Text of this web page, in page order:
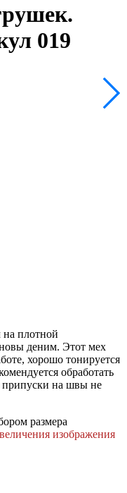
019
плотной
деним. Этот мех
хорошо тонируется
обработать
припуски на швы не
размера
изображения